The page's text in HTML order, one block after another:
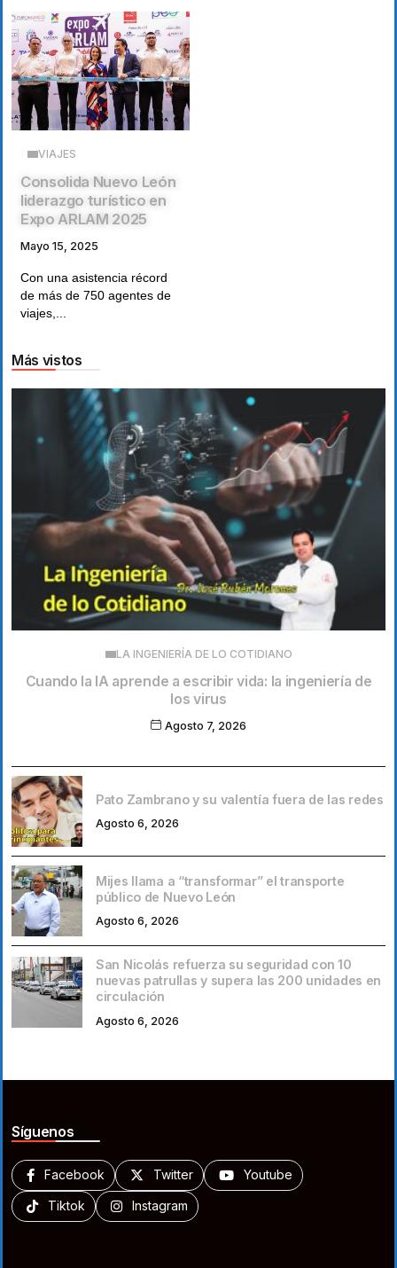
VIAJES
Consolida Nuevo León
liderazgo turístico en
Expo ARLAM 2025
Mayo 15, 2025
Con una asistencia récord
de más de 750 agentes de
viajes,...
Más vistos
LA INGENIERÍA DE LO COTIDIANO
Cuando la IA aprende a escribir vida: la ingeniería de
los virus
Agosto 7, 2026
Pato Zambrano y su valentía fuera de las redes
Agosto 6, 2026
Mijes llama a “transformar” el transporte
público de Nuevo León
Agosto 6, 2026
San Nicolás refuerza su seguridad con 10
nuevas patrullas y supera las 200 unidades en
circulación
Agosto 6, 2026
Síguenos
Facebook Twitter Youtube
Tiktok Instagram